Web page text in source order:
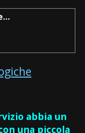
abbia un
una piccola